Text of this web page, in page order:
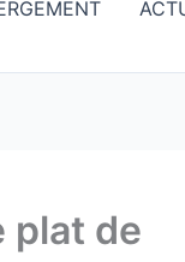
plat de